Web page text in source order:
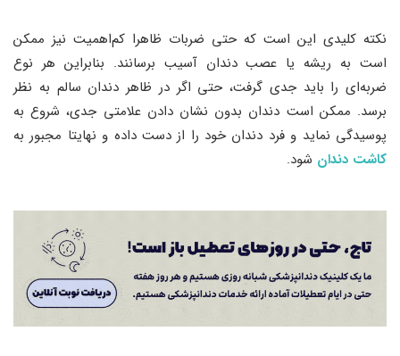
نکته کلیدی این است که حتی ضربات ظاهرا کم‌اهمیت نیز ممکن
است به ریشه یا عصب دندان آسیب برسانند. بنابراین هر نوع
ضربه‌ای را باید جدی گرفت، حتی اگر در ظاهر دندان سالم به نظر
برسد. ممکن است دندان بدون نشان دادن علامتی جدی، شروع به
پوسیدگی نماید و فرد دندان خود را از دست داده و نهایتا مجبور به
کاشت دندان شود.